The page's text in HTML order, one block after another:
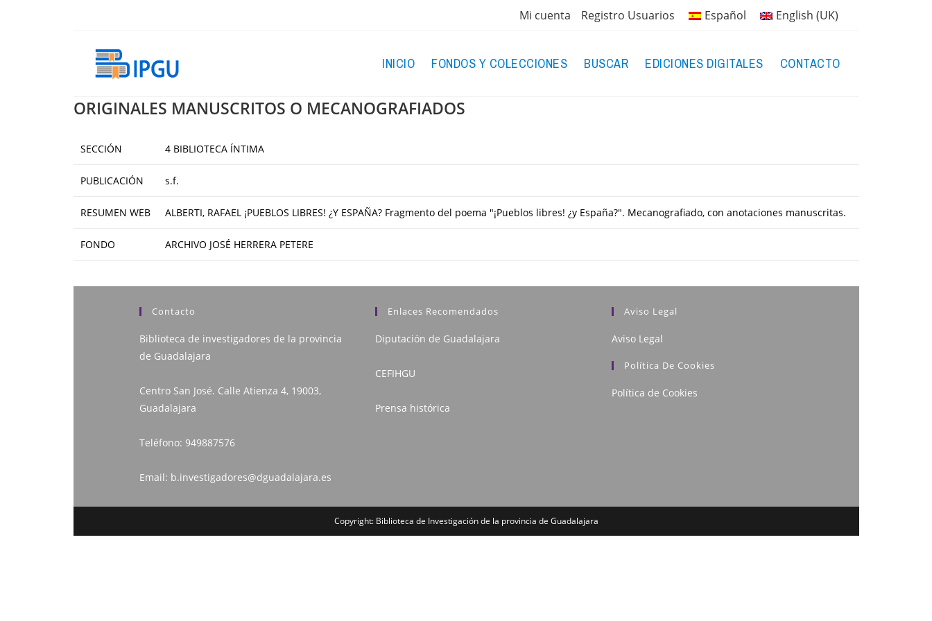
Mi cuenta Registro Usuarios Español English (UK)
INICIO FONDOS Y COLECCIONES BUSCAR EDICIONES DIGITALES CONTACTO
ORIGINALES MANUSCRITOS O MECANOGRAFIADOS
SECCIÓN 4 BIBLIOTECA ÍNTIMA
PUBLICACIÓN s.f.
RESUMEN WEB ALBERTI, RAFAEL ¡PUEBLOS LIBRES! ¿Y ESPAÑA? Fragmento del poema "¡Pueblos libres! ¿y España?". Mecanografiado, con anotaciones manuscritas.
FONDO ARCHIVO JOSÉ HERRERA PETERE
Contacto
Biblioteca de investigadores de la provincia
de Guadalajara
Centro San José. Calle Atienza 4, 19003,
Guadalajara
Teléfono: 949887576
Email: b.investigadores@dguadalajara.es
Enlaces Recomendados
Diputación de Guadalajara
CEFIHGU
Prensa histórica
Aviso Legal
Aviso Legal
Política De Cookies
Política de Cookies
Copyright: Biblioteca de Investigación de la provincia de Guadalajara